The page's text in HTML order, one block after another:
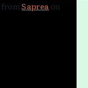
fromSaprea on